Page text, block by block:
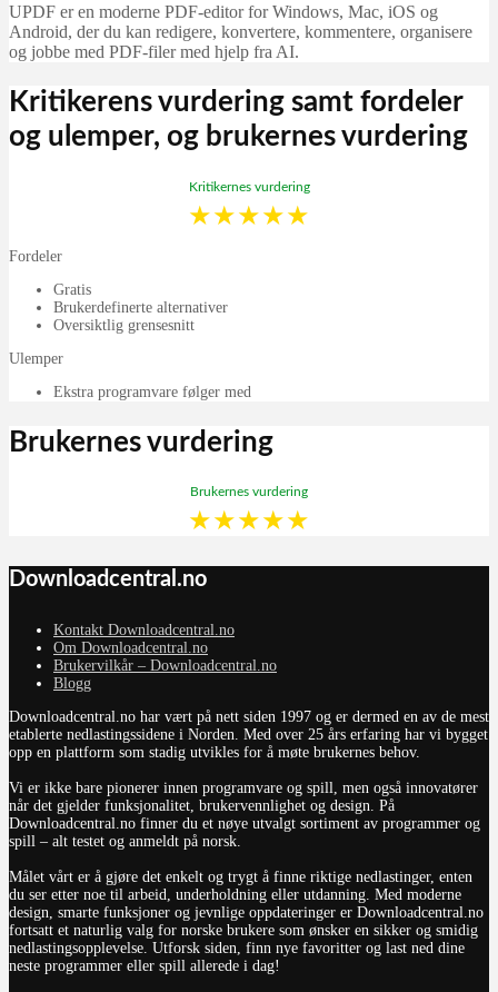
UPDF er en moderne PDF-editor for Windows, Mac, iOS og
Android, der du kan redigere, konvertere, kommentere, organisere
og jobbe med PDF-filer med hjelp fra AI.
Kritikerens vurdering samt fordeler
og ulemper, og brukernes vurdering
Kritikernes vurdering
★★★★★
Fordeler
Gratis
Brukerdefinerte alternativer
Oversiktlig grensesnitt
Ulemper
Ekstra programvare følger med
Brukernes vurdering
Brukernes vurdering
★★★★★
Downloadcentral.no
Kontakt Downloadcentral.no
Om Downloadcentral.no
Brukervilkår – Downloadcentral.no
Blogg
Downloadcentral.no har vært på nett siden 1997 og er dermed en av de mest
etablerte nedlastingssidene i Norden. Med over 25 års erfaring har vi bygget
opp en plattform som stadig utvikles for å møte brukernes behov.
Vi er ikke bare pionerer innen programvare og spill, men også innovatører
når det gjelder funksjonalitet, brukervennlighet og design. På
Downloadcentral.no finner du et nøye utvalgt sortiment av programmer og
spill – alt testet og anmeldt på norsk.
Målet vårt er å gjøre det enkelt og trygt å finne riktige nedlastinger, enten
du ser etter noe til arbeid, underholdning eller utdanning. Med moderne
design, smarte funksjoner og jevnlige oppdateringer er Downloadcentral.no
fortsatt et naturlig valg for norske brukere som ønsker en sikker og smidig
nedlastingsopplevelse. Utforsk siden, finn nye favoritter og last ned dine
neste programmer eller spill allerede i dag!